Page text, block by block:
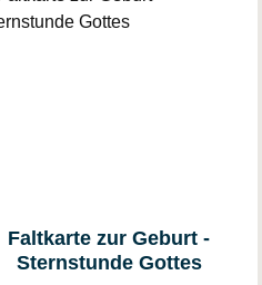
Faltkarte zur Geburt -
Sternstunde Gottes